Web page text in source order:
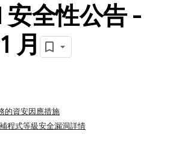
全性公告 -
月
的資安因應措施
程式等級安全漏洞詳情